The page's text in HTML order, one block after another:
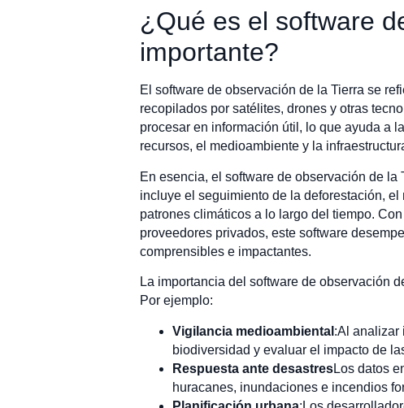
¿Qué es el software
importante?
El software de observación de la Tierra se
recopilados por satélites, drones y otras
procesar en información útil, lo que ayuda a
recursos, el medioambiente y la
En esencia, el software de observación de
incluye el seguimiento de la deforestación,
patrones climáticos a lo largo del tiempo.
proveedores privados, este software
comprensibles e impactantes.
La importancia del software de observación
Por ejemplo:
Vigilancia medioambiental :Al analizar
biodiversidad y evaluar el impacto de
Respuesta ante desastresLos datos
huracanes, inundaciones e incendios